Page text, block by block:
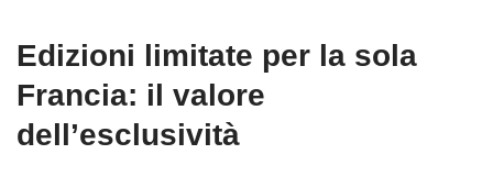
Edizioni limitate per la sola
Francia: il valore
dell’esclusività